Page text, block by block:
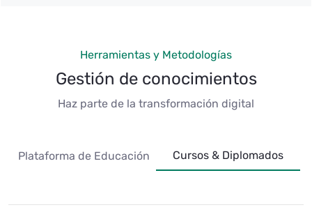
Herramientas y Metodologías
Gestión de conocimientos
Haz parte de la transformación digital
Plataforma de Educación Cursos & Diplomados